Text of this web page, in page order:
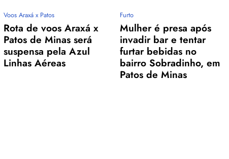
Voos Araxá x Patos
Rota de voos Araxá x
Patos de Minas será
suspensa pela Azul
Linhas Aéreas
Furto
Mulher é presa após
invadir bar e tentar
furtar bebidas no
bairro Sobradinho, em
Patos de Minas